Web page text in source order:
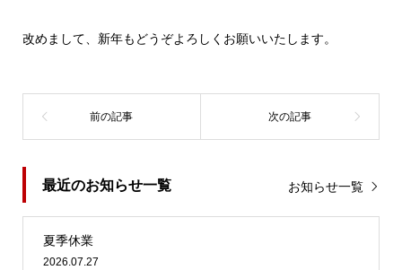
改めまして、新年もどうぞよろしくお願いいたします。
最近のお知らせ一覧 お知らせ一覧
夏季休業
2026.07.27